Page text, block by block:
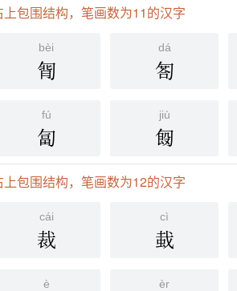
上包围结构，笔画数为11的汉字
bèi
㔨
dá
匒
fú
匐
jiù
匓
上包围结构，笔画数为12的汉字
cái
裁
cì
蛓
è èr